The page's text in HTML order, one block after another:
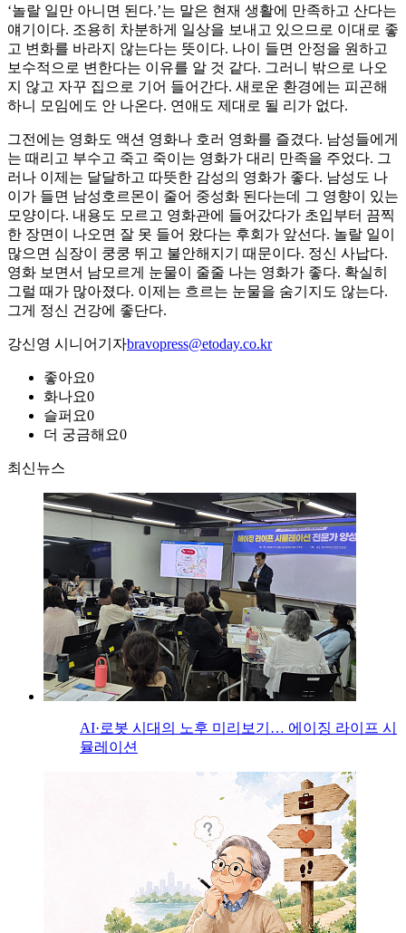
‘놀랄 일만 아니면 된다.’는 말은 현재 생활에 만족하고 산다는
얘기이다. 조용히 차분하게 일상을 보내고 있으므로 이대로 좋
고 변화를 바라지 않는다는 뜻이다. 나이 들면 안정을 원하고
보수적으로 변한다는 이유를 알 것 같다. 그러니 밖으로 나오
지 않고 자꾸 집으로 기어 들어간다. 새로운 환경에는 피곤해
하니 모임에도 안 나온다. 연애도 제대로 될 리가 없다.
그전에는 영화도 액션 영화나 호러 영화를 즐겼다. 남성들에게
는 때리고 부수고 죽고 죽이는 영화가 대리 만족을 주었다. 그
러나 이제는 달달하고 따뜻한 감성의 영화가 좋다. 남성도 나
이가 들면 남성호르몬이 줄어 중성화 된다는데 그 영향이 있는
모양이다. 내용도 모르고 영화관에 들어갔다가 초입부터 끔찍
한 장면이 나오면 잘 못 들어 왔다는 후회가 앞선다. 놀랄 일이
많으면 심장이 쿵쿵 뛰고 불안해지기 때문이다. 정신 사납다.
영화 보면서 남모르게 눈물이 줄줄 나는 영화가 좋다. 확실히
그럴 때가 많아졌다. 이제는 흐르는 눈물을 숨기지도 않는다.
그게 정신 건강에 좋단다.
강신영 시니어기자bravopress@etoday.co.kr
좋아요0
화나요0
슬퍼요0
더 궁금해요0
최신뉴스
AI·로봇 시대의 노후 미리보기… 에이징 라이프 시
뮬레이션